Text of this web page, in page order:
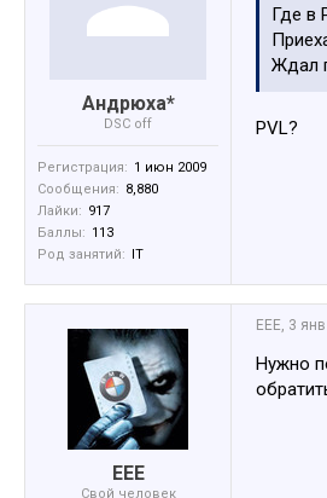
Андрюха*
DSC off
Регистрация: 1 июн 2009
Сообщения: 8,880
Лайки: 917
Баллы: 113
Род занятий: IT
Где в
Ждал
PVL?
EEE
Свой человек
EEE, 3
Нужно